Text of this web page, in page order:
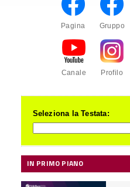
Pagina Gruppo
Canale Profilo
Seleziona la Testata:
IN PRIMO PIANO